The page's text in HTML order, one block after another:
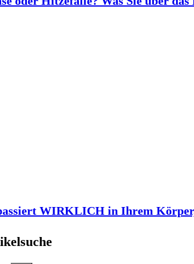
WIRKLICH in Ihrem